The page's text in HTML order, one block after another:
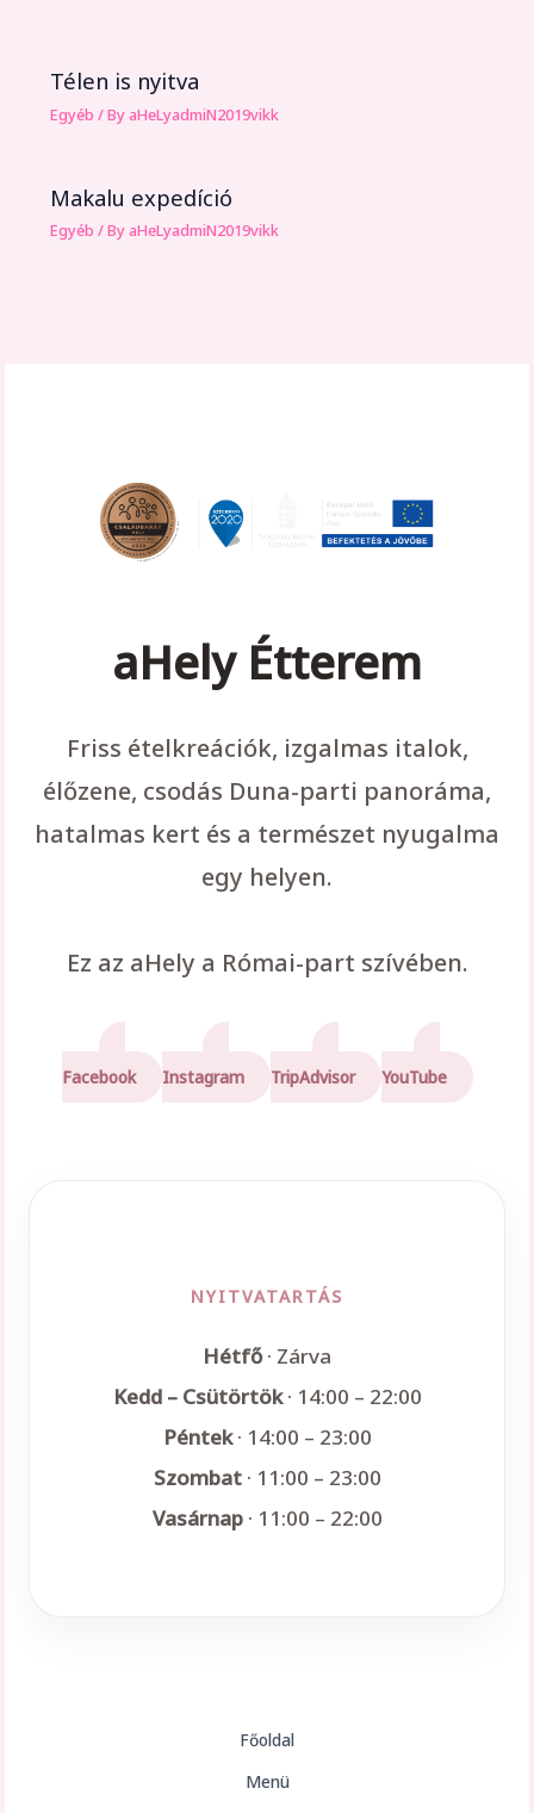
Télen is nyitva
Egyéb / ByaHeLyadmiN2019vikk
Makalu expedíció
Egyéb / ByaHeLyadmiN2019vikk
aHely Étterem
Friss ételkreációk, izgalmas italok,
élőzene, csodás Duna-parti panoráma,
hatalmas kert és a természet nyugalma
egy helyen.
Ez az aHely a Római-part szívében.
Facebook Instagram TripAdvisor YouTube
NYITVATARTÁS
Hétfő· Zárva
Kedd – Csütörtök· 14:00 – 22:00
Péntek· 14:00 – 23:00
Szombat· 11:00 – 23:00
Vasárnap· 11:00 – 22:00
Főoldal
Menü